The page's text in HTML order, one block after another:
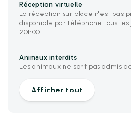
Réception virtuelle
La réception sur place n'est pas
disponible par téléphone tous les
20h00.
Animaux interdits
Les animaux ne sont pas admis
Afficher tout